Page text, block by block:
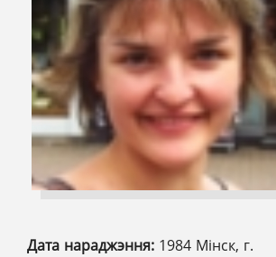
Дата нараджэння: 1984 Мінск, г.